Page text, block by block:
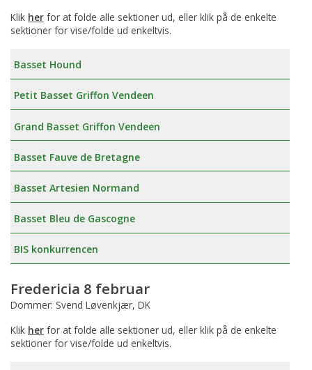
Klik her for at folde alle sektioner ud, eller klik på de enkelte
sektioner for vise/folde ud enkeltvis.
Basset Hound
Petit Basset Griffon Vendeen
Grand Basset Griffon Vendeen
Basset Fauve de Bretagne
Basset Artesien Normand
Basset Bleu de Gascogne
BIS konkurrencen
Fredericia 8 februar
Dommer: Svend Løvenkjær, DK
Klik her for at folde alle sektioner ud, eller klik på de enkelte
sektioner for vise/folde ud enkeltvis.